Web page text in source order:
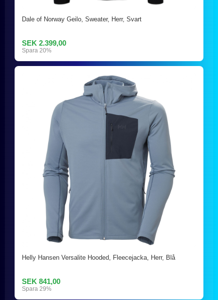
Dale of Norway Geilo, Sweater, Herr, Svart
SEK 2.399,00
Spara 20%
Helly Hansen Versalite Hooded, Fleecejacka, Herr, Blå
SEK 841,00
Spara 29%